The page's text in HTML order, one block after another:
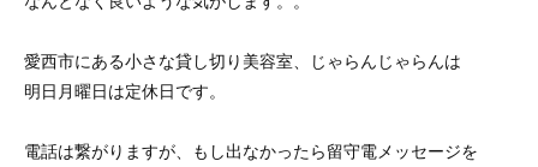
愛西市にある小さな貸し切り美容室、じゃらんじゃらんは
明日月曜日は定休日です。
電話は繋がりますが、もし出なかったら留守電メッセージを